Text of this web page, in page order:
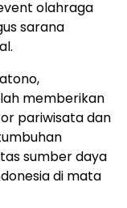
olahraga
sarana
memberikan
pariwisata dan
sumber daya
di mata